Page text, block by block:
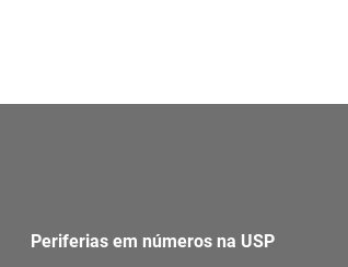
Periferias em números na USP